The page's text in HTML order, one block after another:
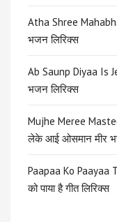
Atha Shree
भजन लिरिक्स
Ab Saunp Diyaa Is
भजन लिरिक्स
Mujhe Meree
लेके आई ओसमान मीर
Paapaa Ko Paayaa
को पाया है गीत लिरिक्स